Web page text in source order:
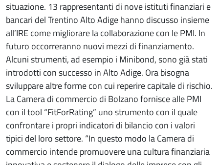
situazione. 13 rappresentanti di nove istituti finanziari e
bancari del Trentino Alto Adige hanno discusso insieme
all’IRE come migliorare la collaborazione con le PMI. In
futuro occorreranno nuovi mezzi di finanziamento.
Alcuni strumenti, ad esempio i Minibond, sono già stati
introdotti con successo in Alto Adige. Ora bisogna
sviluppare altre forme con cui reperire capitale di rischio.
La Camera di commercio di Bolzano fornisce alle PMI
con il tool “FitForRating” uno strumento con il quale
confrontare i propri indicatori di bilancio con i valori
tipici del loro settore. “In questo modo la Camera di
commercio intende promuovere una cultura finanziaria